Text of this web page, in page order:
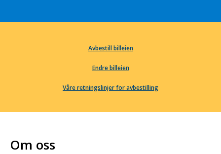
Avbestill billeien
Endre billeien
Våre retningslinjer for avbestilling
Om oss